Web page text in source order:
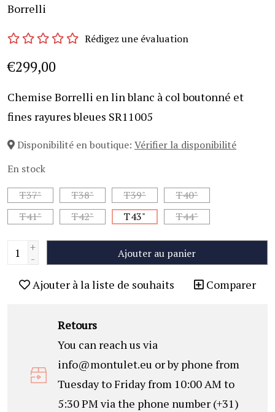
Borrelli
Rédigez une évaluation
€299,00
Chemise Borrelli en lin blanc à col boutonné et
fines rayures bleues SR11005
Disponibilité en boutique: Vérifier la disponibilité
En stock
T37"
T38" T39"
T40"
T41"
T42" T43" T44"
+
- Ajouter au panier
Ajouter à la liste de souhaits Comparer
Retours
You can reach us via
info@montulet.eu or by phone from
Tuesday to Friday from 10:00 AM to
5:30 PM via the phone number (+31)